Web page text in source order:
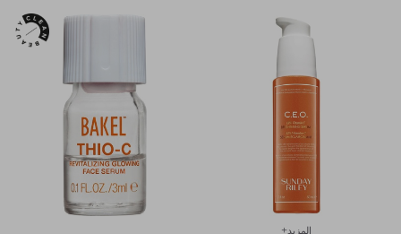
المزيد+